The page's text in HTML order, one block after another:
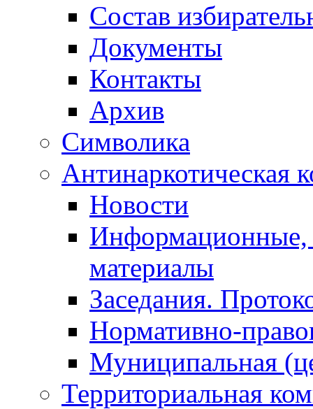
Состав
Документы
Контакты
Архив
Символика
Антинаркотическая
Новости
Информационные,
материалы
Заседания.
Нормативно-
Муниципальная
Территориальная